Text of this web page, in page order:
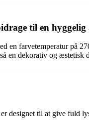
til en
en farvetemperatur på
en dekorativ og
designet til at give fuld